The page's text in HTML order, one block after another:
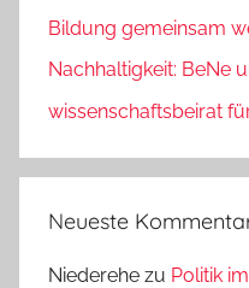
Bildung gemeinsam
Nachhaltigkeit: BeNe
wissenschaftsbeirat
Neueste
Niederehe zu Politik